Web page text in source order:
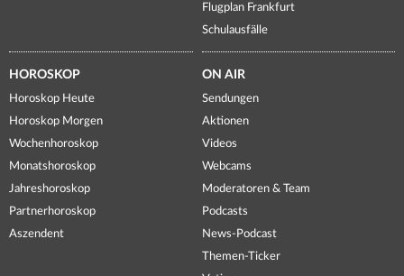
Flugplan Frankfurt
Schulausfälle
HOROSKOP
Horoskop Heute
Horoskop Morgen
Wochenhoroskop
Monatshoroskop
Jahreshoroskop
Partnerhoroskop
Aszendent
ON AIR
Sendungen
Aktionen
Videos
Webcams
Moderatoren & Team
Podcasts
News-Podcast
Themen-Ticker